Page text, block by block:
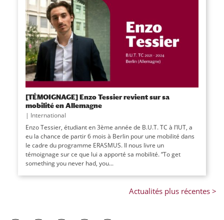
[TÉMOIGNAGE] Enzo Tessier revient sur sa
mobilité en Allemagne
| International
Enzo Tessier, étudiant en 3ème année de B.U.T. TC à l’IUT, a
eu la chance de partir 6 mois à Berlin pour une mobilité dans
le cadre du programme ERASMUS. Il nous livre un
témoignage sur ce que lui a apporté sa mobilité. “To get
something you never had, you...